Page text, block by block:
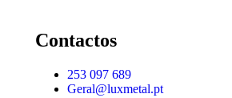
Contactos
253 097 689
Geral@luxmetal.pt